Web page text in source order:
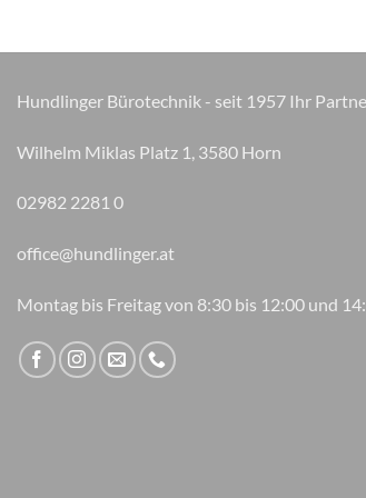
können
Hundlinger Bürotechnik - seit 1957 Ihr
Wilhelm Miklas Platz 1, 3580 Horn
02982 2281 0
office@hundlinger.at
Montag bis Freitag von 8:30 bis 12:00 und